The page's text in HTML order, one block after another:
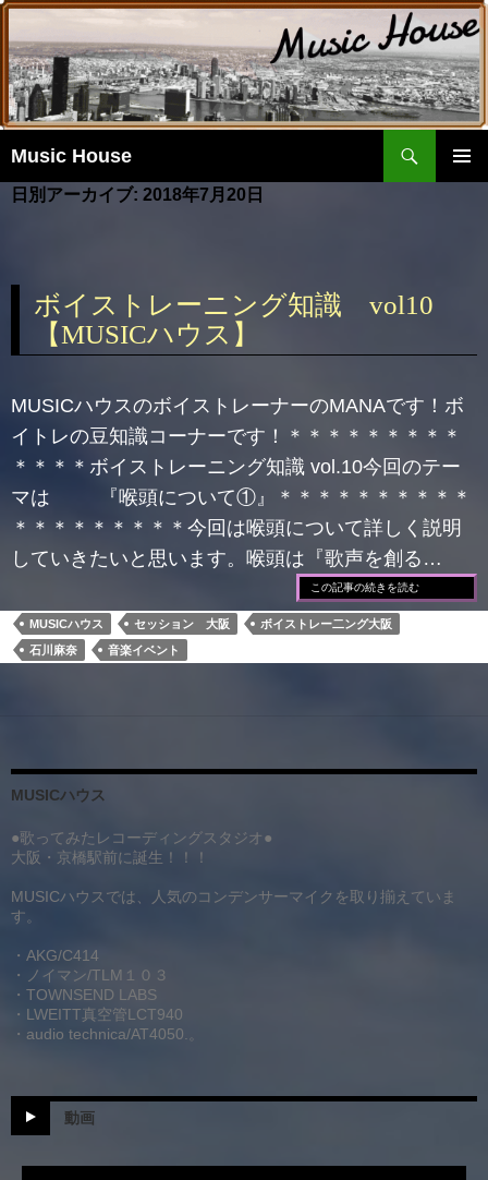
Music House
検
ン
日別アーカイブ: 2018年7月20日
ボイストレーニング知識 vol10
【MUSICハウス】
MUSICハウスのボイストレーナーのMANAです！ボ
イトレの豆知識コーナーです！＊＊＊＊＊＊＊＊＊
＊＊＊＊ボイストレーニング知識 vol.10今回のテー
マは 『喉頭について①』＊＊＊＊＊＊＊＊＊＊
＊＊＊＊＊＊＊＊＊今回は喉頭について詳しく説明
していきたいと思います。喉頭は『歌声を創る…
この記事の続きを読む
MUSICハウス セッション 大阪
ボイストレー二ング大阪
石川麻奈
音楽イベント
MUSICハウス
●歌ってみたレコーディングスタジオ●
大阪・京橋駅前に誕生！！！
MUSICハウスでは、人気のコンデンサーマイクを取り揃えていま
す。
・AKG/C414
・ノイマン/TLM１０３
・TOWNSEND LABS
・LWEITT真空管LCT940
・audio technica/AT4050.。
動画